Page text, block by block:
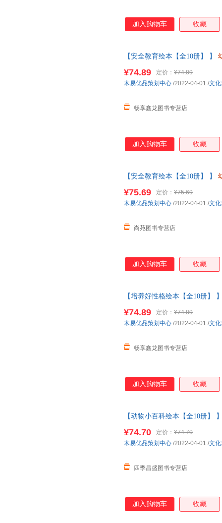
加入购物车 收藏
【安全教育绘本【全10册】 】
当客服
¥74.89 定价： ¥74.89
畅享鑫龙图书专营店
木易优品策划中心 /2022-04-01 /文
加入购物车 收藏
【安全教育绘本【全10册】 】
【让您无忧购物】
¥75.69 定价： ¥75.69
尚苑图书专营店
木易优品策划中心 /2022-04-01 /文
加入购物车 收藏
【培养好性格绘本【全10册】
当客服
¥74.89 定价： ¥74.89
畅享鑫龙图书专营店
木易优品策划中心 /2022-04-01 /文
加入购物车 收藏
【动物小百科绘本【全10册】
¥74.70 定价： ¥74.70
四季昌盛图书专营店
木易优品策划中心 /2022-04-01 /文
加入购物车 收藏